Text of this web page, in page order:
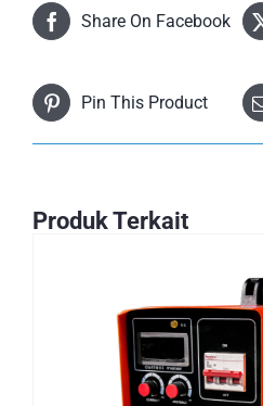
Share On Facebook
Pin This Product
Produk Terkait